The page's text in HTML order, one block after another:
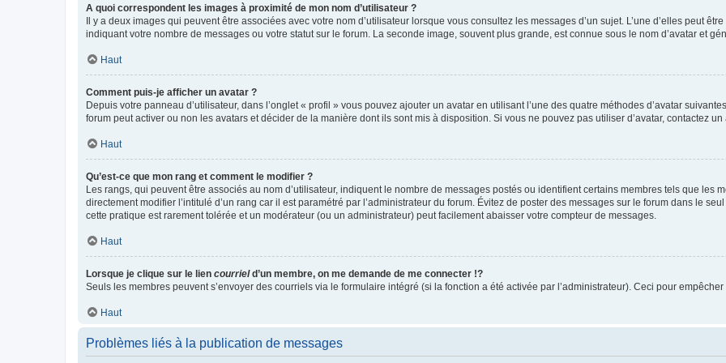
A quoi correspondent les images à proximité de mon nom d’utilisateur ?
Il y a deux images qui peuvent être associées avec votre nom d’utilisateur lorsque vous consultez les messages d’un sujet. L’une d’elles peut
indiquant votre nombre de messages ou votre statut sur le forum. La seconde image, souvent plus grande, est connue sous le nom d’avatar et
Haut
Comment puis-je afficher un avatar ?
Depuis votre panneau d’utilisateur, dans l’onglet « profil » vous pouvez ajouter un avatar en utilisant l’une des quatre méthodes d’avatar
forum peut activer ou non les avatars et décider de la manière dont ils sont mis à disposition. Si vous ne pouvez pas utiliser d’avatar, contactez
Haut
Qu’est-ce que mon rang et comment le modifier ?
Les rangs, qui peuvent être associés au nom d’utilisateur, indiquent le nombre de messages postés ou identifient certains membres tels que les
directement modifier l’intitulé d’un rang car il est paramétré par l’administrateur du forum. Évitez de poster des messages sur le forum dans le
cette pratique est rarement tolérée et un modérateur (ou un administrateur) peut facilement abaisser votre compteur de messages.
Haut
Lorsque je clique sur le lien courrield’un membre, on me demande de me connecter !?
Seuls les membres peuvent s’envoyer des courriels via le formulaire intégré (si la fonction a été activée par l’administrateur). Ceci pour
Haut
Problèmes liés à la publication de messages